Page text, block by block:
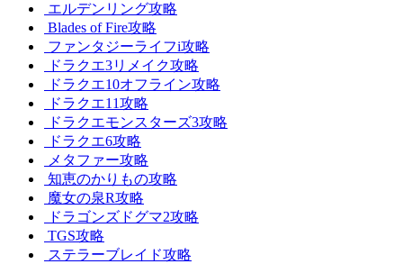
エルデンリング攻略
Blades of Fire攻略
ファンタジーライフi攻略
ドラクエ3リメイク攻略
ドラクエ10オフライン攻略
ドラクエ11攻略
ドラクエモンスターズ3攻略
ドラクエ6攻略
メタファー攻略
知恵のかりもの攻略
魔女の泉R攻略
ドラゴンズドグマ2攻略
TGS攻略
ステラーブレイド攻略